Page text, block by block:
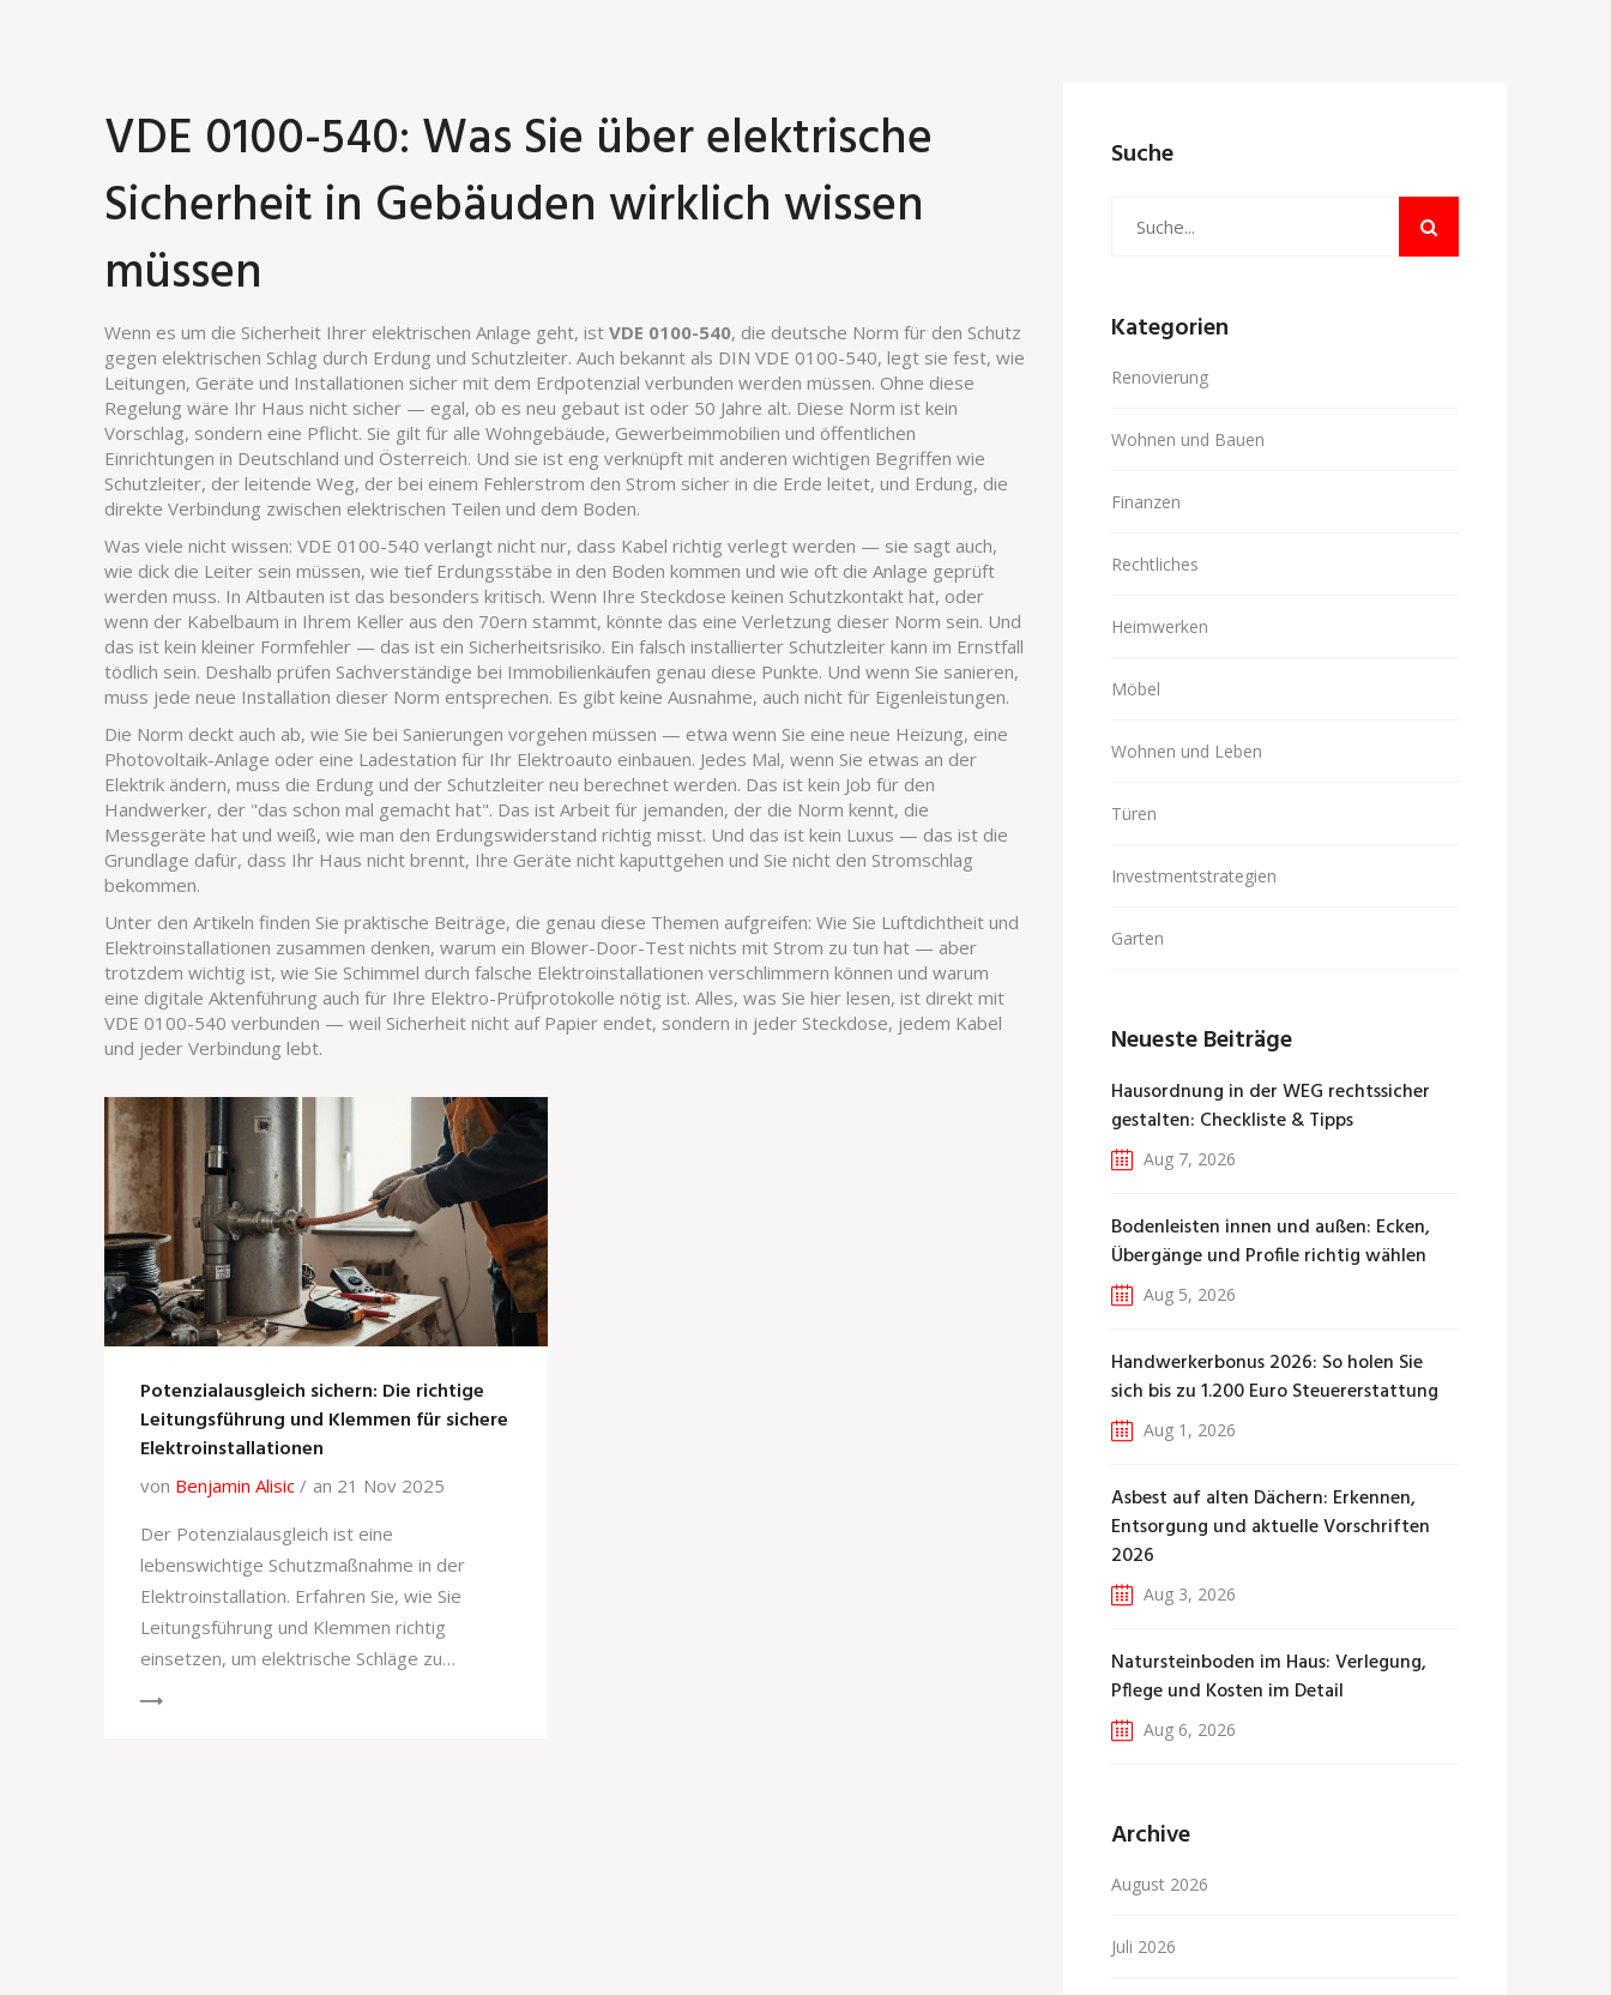
VDE 0100-540: Was Sie über elektrische
Sicherheit in Gebäuden wirklich wissen
müssen
Wenn es um die Sicherheit Ihrer elektrischen Anlage geht, ist VDE 0100-540, die deutsche Norm für den Schutz
gegen elektrischen Schlag durch Erdung und Schutzleiter. Auch bekannt als DIN VDE 0100-540, legt sie fest, wie
Leitungen, Geräte und Installationen sicher mit dem Erdpotenzial verbunden werden müssen. Ohne diese
Regelung wäre Ihr Haus nicht sicher — egal, ob es neu gebaut ist oder 50 Jahre alt. Diese Norm ist kein
Vorschlag, sondern eine Pflicht. Sie gilt für alle Wohngebäude, Gewerbeimmobilien und öffentlichen
Einrichtungen in Deutschland und Österreich. Und sie ist eng verknüpft mit anderen wichtigen Begriffen wie
Schutzleiter, der leitende Weg, der bei einem Fehlerstrom den Strom sicher in die Erde leitet, und Erdung, die
direkte Verbindung zwischen elektrischen Teilen und dem Boden.
Was viele nicht wissen: VDE 0100-540 verlangt nicht nur, dass Kabel richtig verlegt werden — sie sagt auch,
wie dick die Leiter sein müssen, wie tief Erdungsstäbe in den Boden kommen und wie oft die Anlage geprüft
werden muss. In Altbauten ist das besonders kritisch. Wenn Ihre Steckdose keinen Schutzkontakt hat, oder
wenn der Kabelbaum in Ihrem Keller aus den 70ern stammt, könnte das eine Verletzung dieser Norm sein. Und
das ist kein kleiner Formfehler — das ist ein Sicherheitsrisiko. Ein falsch installierter Schutzleiter kann im Ernstfall
tödlich sein. Deshalb prüfen Sachverständige bei Immobilienkäufen genau diese Punkte. Und wenn Sie sanieren,
muss jede neue Installation dieser Norm entsprechen. Es gibt keine Ausnahme, auch nicht für Eigenleistungen.
Die Norm deckt auch ab, wie Sie bei Sanierungen vorgehen müssen — etwa wenn Sie eine neue Heizung, eine
Photovoltaik-Anlage oder eine Ladestation für Ihr Elektroauto einbauen. Jedes Mal, wenn Sie etwas an der
Elektrik ändern, muss die Erdung und der Schutzleiter neu berechnet werden. Das ist kein Job für den
Handwerker, der "das schon mal gemacht hat". Das ist Arbeit für jemanden, der die Norm kennt, die
Messgeräte hat und weiß, wie man den Erdungswiderstand richtig misst. Und das ist kein Luxus — das ist die
Grundlage dafür, dass Ihr Haus nicht brennt, Ihre Geräte nicht kaputtgehen und Sie nicht den Stromschlag
bekommen.
Unter den Artikeln finden Sie praktische Beiträge, die genau diese Themen aufgreifen: Wie Sie Luftdichtheit und
Elektroinstallationen zusammen denken, warum ein Blower-Door-Test nichts mit Strom zu tun hat — aber
trotzdem wichtig ist, wie Sie Schimmel durch falsche Elektroinstallationen verschlimmern können und warum
eine digitale Aktenführung auch für Ihre Elektro-Prüfprotokolle nötig ist. Alles, was Sie hier lesen, ist direkt mit
VDE 0100-540 verbunden — weil Sicherheit nicht auf Papier endet, sondern in jeder Steckdose, jedem Kabel
und jeder Verbindung lebt.
Potenzialausgleich sichern: Die richtige
Leitungsführung und Klemmen für sichere
Elektroinstallationen
von Benjamin Alisic
an 21 Nov 2025
Der Potenzialausgleich ist eine
lebenswichtige Schutzmaßnahme in der
Elektroinstallation. Erfahren Sie, wie Sie
Leitungsführung und Klemmen richtig
einsetzen, um elektrische Schläge zu
Suche
Kategorien
Renovierung
Wohnen und Bauen
Finanzen
Rechtliches
Heimwerken
Möbel
Wohnen und Leben
Türen
Investmentstrategien
Garten
Neueste Beiträge
Hausordnung in der WEG rechtssicher
gestalten: Checkliste & Tipps
Aug 7, 2026
Bodenleisten innen und außen: Ecken,
Übergänge und Profile richtig wählen
Aug 5, 2026
Handwerkerbonus 2026: So holen Sie
sich bis zu 1.200 Euro Steuererstattung
Aug 1, 2026
Asbest auf alten Dächern: Erkennen,
Entsorgung und aktuelle Vorschriften
2026
Aug 3, 2026
Natursteinboden im Haus: Verlegung,
Pflege und Kosten im Detail
Aug 6, 2026
Archive
August 2026
Juli 2026